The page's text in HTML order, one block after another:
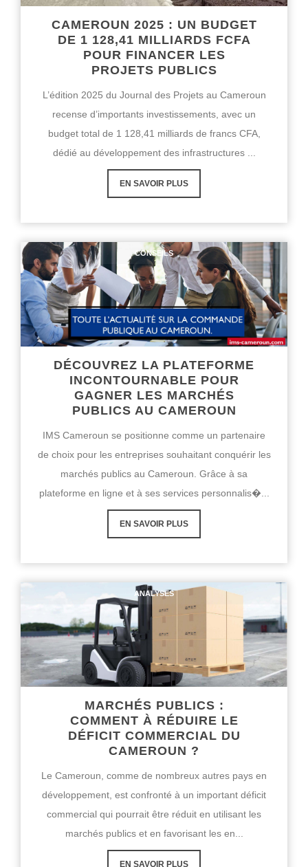
CAMEROUN 2025 : UN BUDGET
DE 1 128,41 MILLIARDS FCFA
POUR FINANCER LES
PROJETS PUBLICS
L’édition 2025 du Journal des Projets au Cameroun
recense d’importants investissements, avec un
budget total de 1 128,41 milliards de francs CFA,
dédié au développement des infrastructures ...
EN SAVOIR PLUS
CONSEILS
DÉCOUVREZ LA PLATEFORME
INCONTOURNABLE POUR
GAGNER LES MARCHÉS
PUBLICS AU CAMEROUN
IMS Cameroun se positionne comme un partenaire
de choix pour les entreprises souhaitant conquérir les
marchés publics au Cameroun. Grâce à sa
plateforme en ligne et à ses services personnalis�...
EN SAVOIR PLUS
ANALYSES
MARCHÉS PUBLICS :
COMMENT À RÉDUIRE LE
DÉFICIT COMMERCIAL DU
CAMEROUN ?
Le Cameroun, comme de nombreux autres pays en
développement, est confronté à un important déficit
commercial qui pourrait être réduit en utilisant les
marchés publics et en favorisant les en...
EN SAVOIR PLUS